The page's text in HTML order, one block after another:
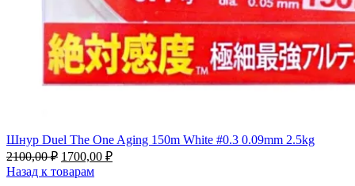
Шнур Duel The One Aging 150m White #0.3 0.09mm 2.5kg
2100,00₽ 1700,00 ₽
Назад к товарам